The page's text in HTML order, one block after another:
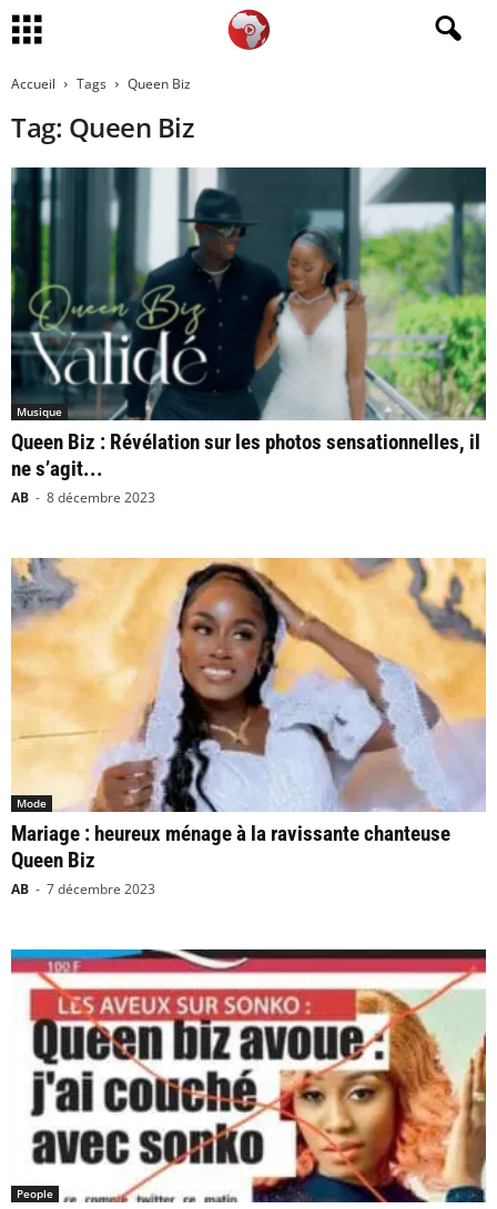
Accueil Tags Queen Biz
Tag: Queen Biz
Musique
Queen Biz : Révélation sur les photos sensationnelles, il
ne s’agit...
AB - 8 décembre 2023
Mode
Mariage : heureux ménage à la ravissante chanteuse
Queen Biz
AB - 7 décembre 2023
People